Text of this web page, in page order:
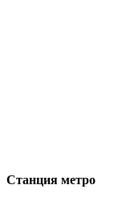
Станция метро